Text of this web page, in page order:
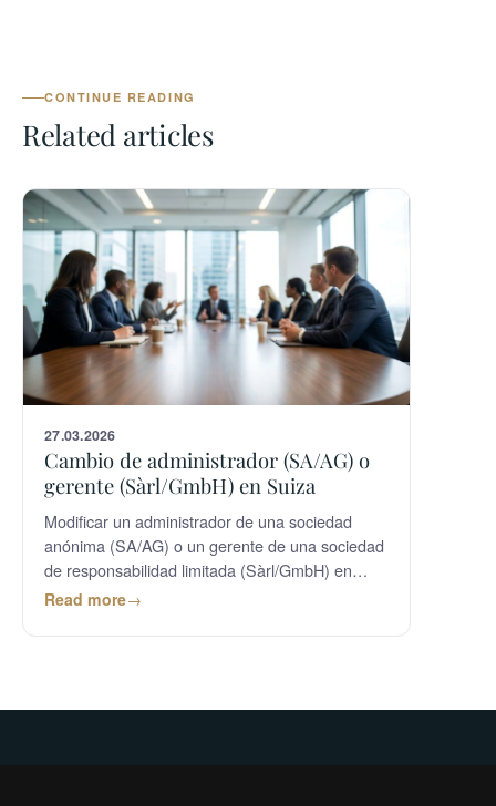
CONTINUE READING
Related articles
27.03.2026
Cambio de administrador (SA/AG) o
gerente (Sàrl/GmbH) en Suiza
Modificar un administrador de una sociedad
anónima (SA/AG) o un gerente de una sociedad
de responsabilidad limitada (Sàrl/GmbH) en
Suiza es una operación habitual, pero
validez jurídica, la continuidad operativa y el
Read more